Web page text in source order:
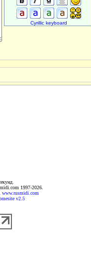
Cyrillic keyboard
1997-2026.
www.rusmidi.com
v2.5